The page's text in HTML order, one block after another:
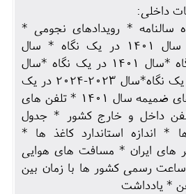
داخلی:
سالنامه * رویدادهای نجومی *
تعطیلات رسمی سال 1401 در یک نگاه * سال
1401 در یک نگاه *سال 1401 در یک نگاه *سال
2023-2022 در یک نگاه*سال 2023-2024 در یک
نگاه* مناسبت های ضمیمه سال 1401 * تلفن های
داخل و خارج کشور * جدول
* اندازه استاندارد کاغذ ها *
های ایران * مسافت های هوایی
رسمی کشور ها با زمان بین
* یادداشت